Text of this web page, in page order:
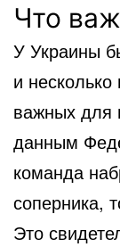
Что
У Украины
и несколько
важных для
данным
команда
соперника,
Это